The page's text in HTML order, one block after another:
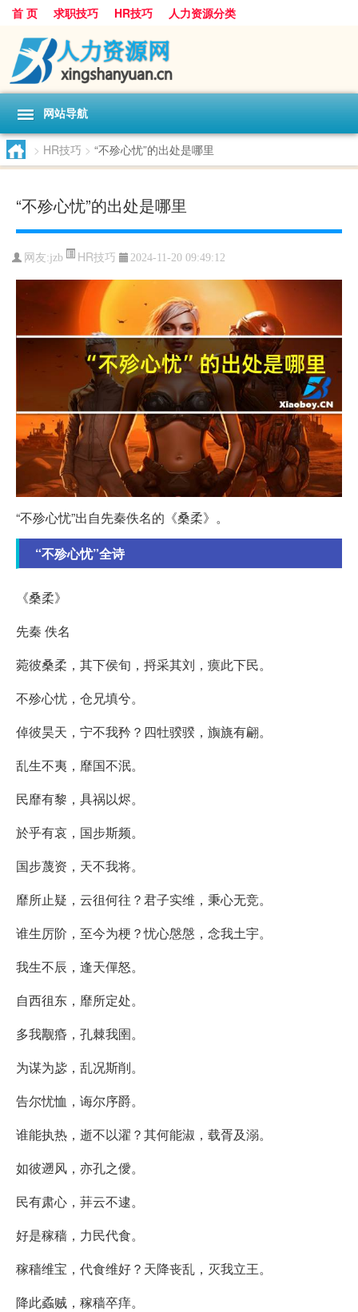
首 页 求职技巧 HR技巧 人力资源分类
网站导航
> HR技巧 > “不殄心忧”的出处是哪里
“不殄心忧”的出处是哪里
网友:jzb HR技巧 2024-11-20 09:49:12
“不殄心忧”出自先秦佚名的《桑柔》。
“不殄心忧”全诗
《桑柔》
先秦 佚名
菀彼桑柔，其下侯旬，捋采其刘，瘼此下民。
不殄心忧，仓兄填兮。
倬彼昊天，宁不我矜？四牡骙骙，旟旐有翩。
乱生不夷，靡国不泯。
民靡有黎，具祸以烬。
於乎有哀，国步斯频。
国步蔑资，天不我将。
靡所止疑，云徂何往？君子实维，秉心无竞。
谁生厉阶，至今为梗？忧心慇慇，念我土宇。
我生不辰，逢天僤怒。
自西徂东，靡所定处。
多我觏痻，孔棘我圉。
为谋为毖，乱况斯削。
告尔忧恤，诲尔序爵。
谁能执热，逝不以濯？其何能淑，载胥及溺。
如彼遡风，亦孔之僾。
民有肃心，荓云不逮。
好是稼穑，力民代食。
稼穑维宝，代食维好？天降丧乱，灭我立王。
降此蟊贼，稼穑卒痒。